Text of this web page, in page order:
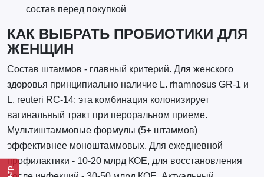
состав перед покупкой
КАК ВЫБРАТЬ ПРОБИОТИКИ ДЛЯ
ЖЕНЩИН
Состав штаммов - главный критерий. Для женского
здоровья принципиально наличие L. rhamnosus GR-1 и
L. reuteri RC-14: эта комбинация колонизирует
вагинальный тракт при пероральном приеме.
Мультиштаммовые формулы (5+ штаммов)
эффективнее моноштаммовых. Для ежедневной
профилактики - 10-20 млрд КОЕ, для восстановления